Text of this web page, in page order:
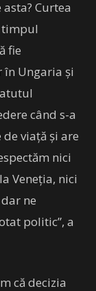
Curtea
fie
în Ungaria şi
când s-a
viaţă şi are
nici
Veneţia, nici
ne
politic”, a
că decizia